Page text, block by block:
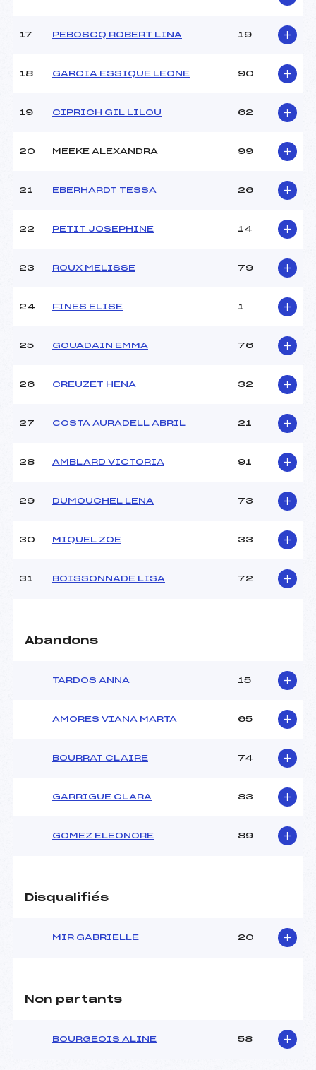
17 PEBOSCQ ROBERT LINA 19
18 GARCIA ESSIQUE LEONE 90
19 CIPRICH GIL LILOU 62
20 MEEKE ALEXANDRA 99
21 EBERHARDT TESSA 26
22 PETIT JOSEPHINE 14
23 ROUX MELISSE 79
24 FINES ELISE 1
25 GOUADAIN EMMA 76
26 CREUZET HENA 32
27 COSTA AURADELL ABRIL 21
28 AMBLARD VICTORIA 91
29 DUMOUCHEL LENA 73
30 MIQUEL ZOE 33
31 BOISSONNADE LISA 72
Abandons
TARDOS ANNA 15
AMORES VIANA MARTA 65
BOURRAT CLAIRE 74
GARRIGUE CLARA 83
GOMEZ ELEONORE 89
Disqualifiés
MIR GABRIELLE 20
Non partants
BOURGEOIS ALINE 58